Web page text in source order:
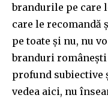
brandurile pe care
care le recomandă
pe toate și nu, nu
branduri
profund subiective
vedea aici, nu